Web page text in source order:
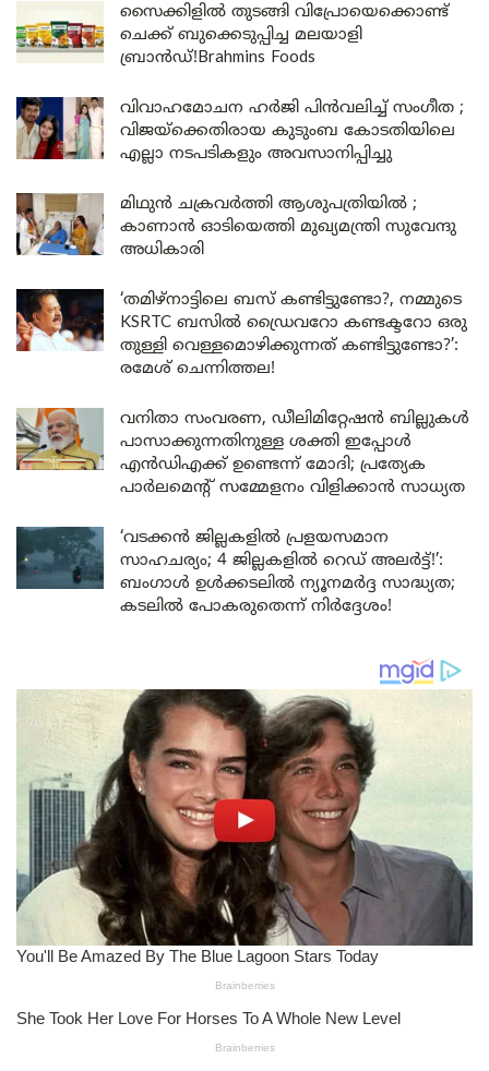
സൈക്കിളിൽ തുടങ്ങി വിപ്രോയെക്കൊണ്ട്
ചെക്ക് ബുക്കെടുപ്പിച്ച മലയാളി
ബ്രാൻഡ്!Brahmins Foods
വിവാഹമോചന ഹർജി പിൻവലിച്ച് സംഗീത ;
വിജയ്ക്കെതിരായ കുടുംബ കോടതിയിലെ
എല്ലാ നടപടികളും അവസാനിപ്പിച്ചു
മിഥുൻ ചക്രവർത്തി ആശുപത്രിയിൽ ;
കാണാൻ ഓടിയെത്തി മുഖ്യമന്ത്രി സുവേന്ദു
അധികാരി
‘തമിഴ്‌നാട്ടിലെ ബസ് കണ്ടിട്ടുണ്ടോ?, നമ്മുടെ
KSRTC ബസിൽ ഡ്രൈവറോ കണ്ടക്ടറോ ഒരു
തുള്ളി വെള്ളമൊഴിക്കുന്നത് കണ്ടിട്ടുണ്ടോ?’:
രമേശ് ചെന്നിത്തല!
വനിതാ സംവരണ, ഡീലിമിറ്റേഷൻ ബില്ലുകൾ
പാസാക്കുന്നതിനുള്ള ശക്തി ഇപ്പോൾ
എൻഡിഎക്ക് ഉണ്ടെന്ന് മോദി; പ്രത്യേക
പാർലമെന്റ് സമ്മേളനം വിളിക്കാൻ സാധ്യത
‘വടക്കൻ ജില്ലകളിൽ പ്രളയസമാന
സാഹചര്യം; 4 ജില്ലകളിൽ റെഡ് അലർട്ട്!’:
ബംഗാൾ ഉൾക്കടലിൽ ന്യൂനമർദ്ദ സാദ്ധ്യത;
കടലിൽ പോകരുതെന്ന് നിർദ്ദേശം!